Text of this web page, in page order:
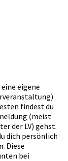
eigene
findest du
(meist
der LV) gehst.
dich persönlich
Diese
bei